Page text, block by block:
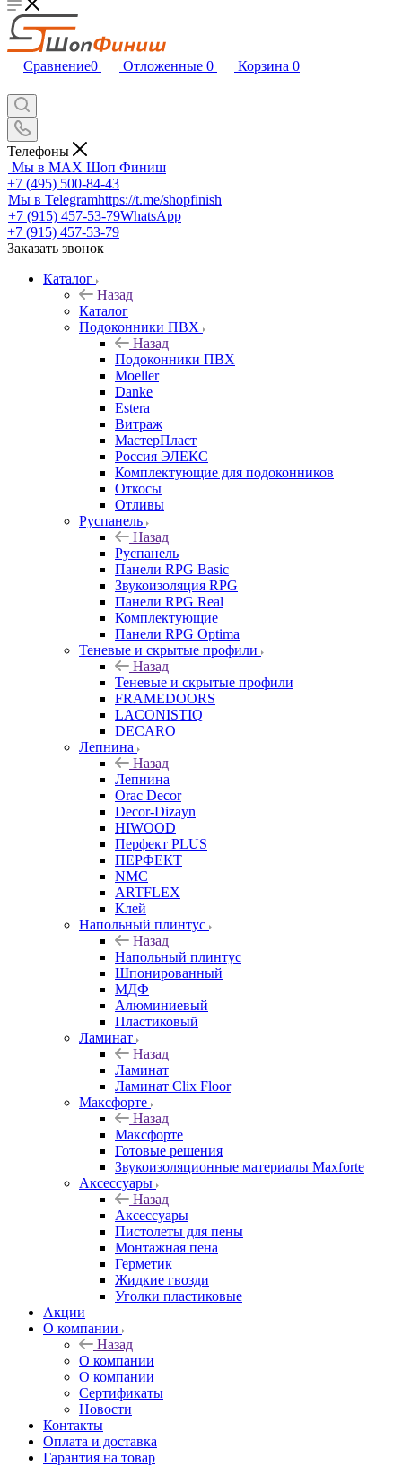
Сравнение0 Отложенные 0 Корзина 0
Телефоны
Мы в MAX Шоп Финиш
+7 (495) 500-84-43
Мы в Telegramhttps://t.me/shopfinish
+7 (915) 457-53-79WhatsApp
+7 (915) 457-53-79
Заказать звонок
Каталог
Назад
Каталог
Подоконники ПВХ
Назад
Подоконники ПВХ
Moeller
Danke
Estera
Витраж
МастерПласт
Россия ЭЛЕКС
Комплектующие для подоконников
Откосы
Отливы
Руспанель
Назад
Руспанель
Панели RPG Basic
Звукоизоляция RPG
Панели RPG Real
Комплектующие
Панели RPG Optima
Теневые и скрытые профили
Назад
Теневые и скрытые профили
FRAMEDOORS
LACONISTIQ
DECARO
Лепнина
Назад
Лепнина
Orac Decor
Decor-Dizayn
HIWOOD
Перфект PLUS
ПЕРФЕКТ
NMC
ARTFLEX
Клей
Напольный плинтус
Назад
Напольный плинтус
Шпонированный
МДФ
Алюминиевый
Пластиковый
Ламинат
Назад
Ламинат
Ламинат Clix Floor
Максфорте
Назад
Максфорте
Готовые решения
Звукоизоляционные материалы Maxforte
Аксессуары
Назад
Аксессуары
Пистолеты для пены
Монтажная пена
Герметик
Жидкие гвозди
Уголки пластиковые
Акции
О компании
Назад
О компании
О компании
Сертификаты
Новости
Контакты
Оплата и доставка
Гарантия на товар